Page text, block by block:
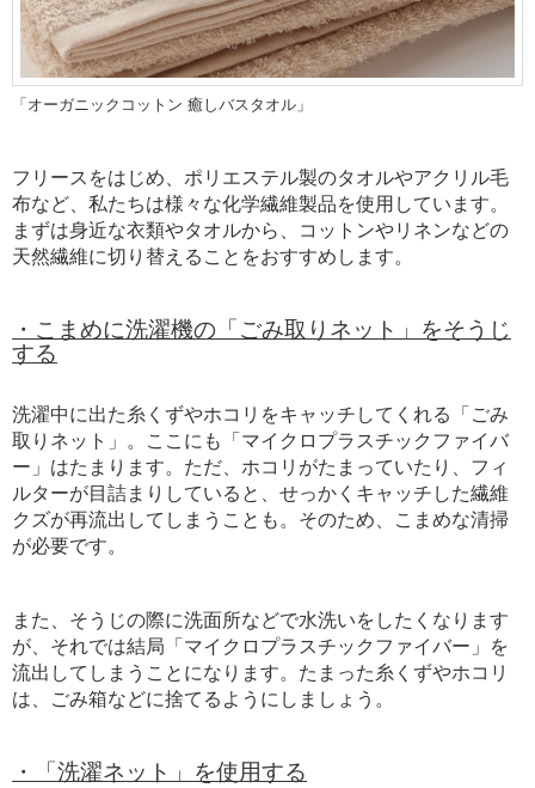
「オーガニックコットン 癒しバスタオル」
フリースをはじめ、ポリエステル製のタオルやアクリル毛
布など、私たちは様々な化学繊維製品を使用しています。
まずは身近な衣類やタオルから、コットンやリネンなどの
天然繊維に切り替えることをおすすめします。
・こまめに洗濯機の「ごみ取りネット」 をそうじ
する
洗濯中に出た糸くずやホコリをキャッチしてくれる「ごみ
取りネット」。ここにも「マイクロプラスチックファイバ
ー」はたまります。ただ、ホコリがたまっていたり、フィ
ルターが目詰まりしていると、せっかくキャッチした繊維
クズが再流出してしまうことも。そのため、こまめな清掃
が必要です。
また、そうじの際に洗面所などで水洗いをしたくなります
が、それでは結局「マイクロプラスチックファイバー」を
流出してしまうことになります。たまった糸くずやホコリ
は、ごみ箱などに捨てるようにしましょう。
・「洗濯ネット」を使用する